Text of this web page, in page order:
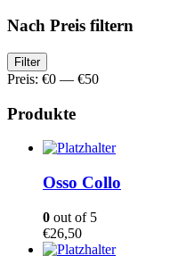
Nach Preis filtern
Min.
Preis
Max.
Preis
Filter
Preis: €0 — €50
Produkte
Osso Collo
0 out of 5
€26,50